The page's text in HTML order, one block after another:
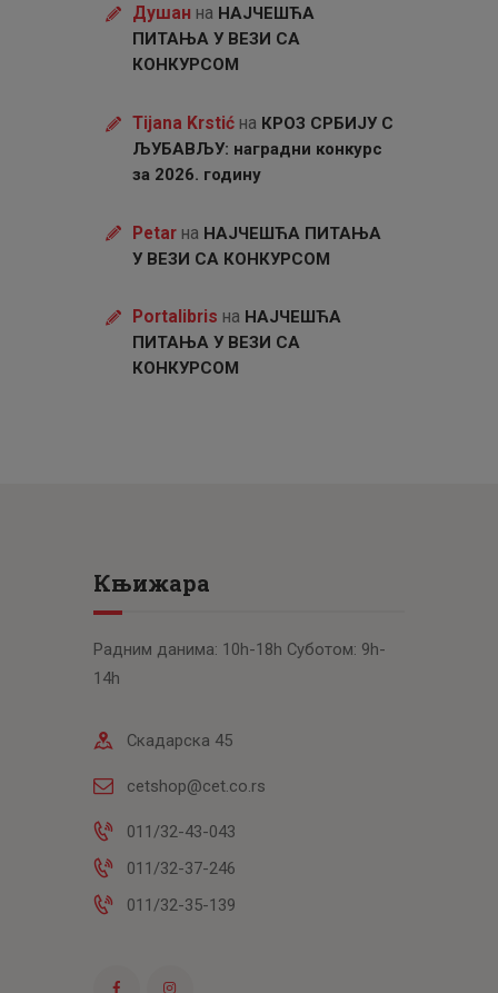
Душан на НАЈЧЕШЋА
ПИТАЊА У ВЕЗИ СА
КОНКУРСОМ
Tijana Krstićна КРОЗ СРБИЈУ С
ЉУБАВЉУ: наградни конкурс
за 2026. годину
Petarна НАЈЧЕШЋА ПИТАЊА
У ВЕЗИ СА КОНКУРСОМ
Portalibris на НАЈЧЕШЋА
ПИТАЊА У ВЕЗИ СА
КОНКУРСОМ
Књижара
Радним данима: 10h-18h Суботом: 9h-
14h
Скадарска 45
cetshop@cet.co.rs
011/32-43-043
011/32-37-246
011/32-35-139